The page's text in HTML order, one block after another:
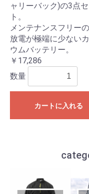
ャリーバック)の3点セ
ト。
メンテナンスフリー
放電が極端に少ない
ウムバッテリー。
￥17,286
数量
カートに入れる